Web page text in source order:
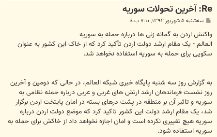
Re: آخرين تحولات سوريه
پ
ت
سه‌شنبه ۵ شهریور ۱۳۹۲, ۷:۱۰ ب.ظ
واکنش اردن به گمانه زنی ها درباره حمله به سوریه
العالم - یک مقام ارشد دولت اردن تأکید کرد که از خاک این کشور به عنوان
سکویی برای حمله به سوریه استفاده نخواهد شد.
به گزارش روز سه شنبه پایگاه خبری شبکه العالم، در حالی که دومین و آخرین
روز نشست فرماندهان ارشد ارتش های غربی و عربی درباره حمله نظامی به
سوریه و تاثیر آن بر منطقه در پشت درهای بسته در امان پایتخت اردن برگزار
شد، یک مقام ارشد دولت این کشور تاکید کرد که موضع دولت اردن درباره
سوریه هیچ تغییری نکرده است و امان اجازه نخواهد داد از خاکش برای حمله به
سوریه استفاده شود.